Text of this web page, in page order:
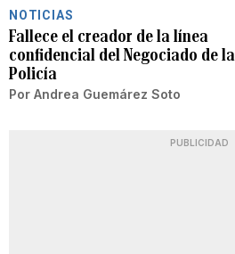
NOTICIAS
Fallece el creador de la línea
confidencial del Negociado de la
Policía
Por Andrea Guemárez Soto
PUBLICIDAD